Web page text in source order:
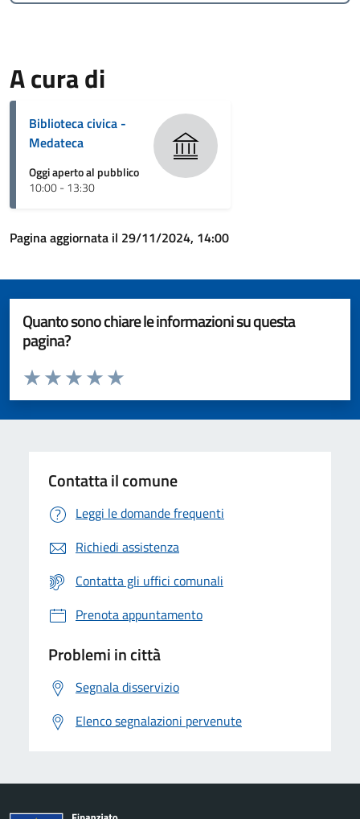
A cura di
Biblioteca civica -
Medateca
Oggi aperto al pubblico
10:00 - 13:30
Pagina aggiornata il 29/11/2024, 14:00
Quanto sono chiare le informazioni su questa
pagina?
Valuta da 1 a 5 stelle la pagina
Valuta 5 stelle su 5
Valuta 4 stelle su 5
Valuta 3 stelle su 5
Valuta 2 stelle su 5
Valuta 1 stelle su 5
Contatta il comune
Leggi le domande frequenti
Richiedi assistenza
Contatta gli uffici comunali
Prenota appuntamento
Problemi in città
Segnala disservizio
Elenco segnalazioni pervenute